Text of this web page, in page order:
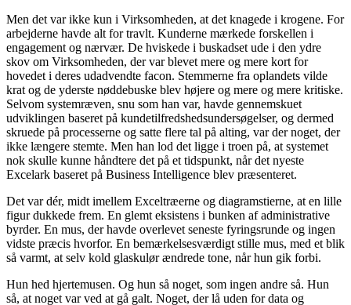
Men det var ikke kun i Virksomheden, at det knagede i krogene. For
arbejderne havde alt for travlt. Kunderne mærkede forskellen i
engagement og nærvær. De hviskede i buskadset ude i den ydre
skov om Virksomheden, der var blevet mere og mere kort for
hovedet i deres udadvendte facon. Stemmerne fra oplandets vilde
krat og de yderste nøddebuske blev højere og mere og mere kritiske.
Selvom systemræven, snu som han var, havde gennemskuet
udviklingen baseret på kundetilfredshedsundersøgelser, og dermed
skruede på processerne og satte flere tal på alting, var der noget, der
ikke længere stemte. Men han lod det ligge i troen på, at systemet
nok skulle kunne håndtere det på et tidspunkt, når det nyeste
Excelark baseret på Business Intelligence blev præsenteret.
Det var dér, midt imellem Exceltræerne og diagramstierne, at en lille
figur dukkede frem. En glemt eksistens i bunken af administrative
byrder. En mus, der havde overlevet seneste fyringsrunde og ingen
vidste præcis hvorfor. En bemærkelsesværdigt stille mus, med et blik
så varmt, at selv kold glaskulør ændrede tone, når hun gik forbi.
Hun hed hjertemusen. Og hun så noget, som ingen andre så. Hun
så, at noget var ved at gå galt. Noget, der lå uden for data og